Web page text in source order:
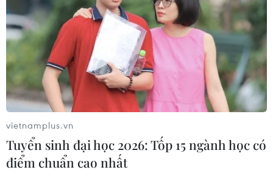
08/08/2026 03:37
Ông Kim Sang-sik trăn trở gì về
hàng phòng ngự trước bán kết
ASEAN Cup?
08/08/2026 00:13
ASEAN Cup 2026: Truyền thông
châu Á ca ngợi chiến thắng của tuyển
Việt Nam
vietnamplus.vn
Tuyển sinh đại học 2026: Tốp 15 ngành học có
điểm chuẩn cao nhất